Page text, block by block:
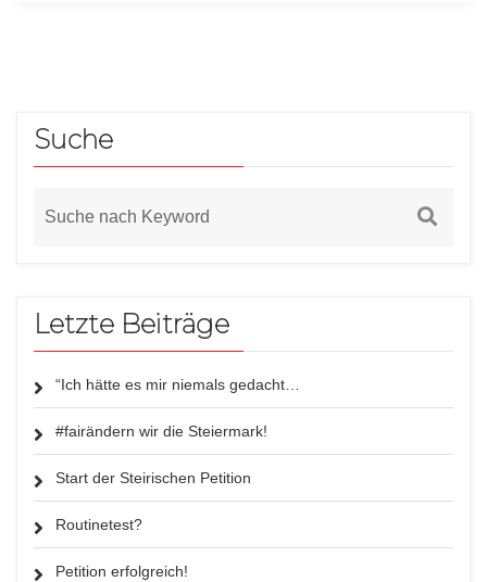
Suche
Letzte Beiträge
“Ich hätte es mir niemals gedacht…
#fairändern wir die Steiermark!
Start der Steirischen Petition
Routinetest?
Petition erfolgreich!